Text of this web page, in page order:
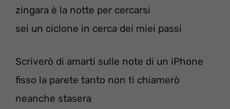
zingara è la notte per cercarsi
sei un ciclone in cerca dei miei passi
Scriverò di amarti sulle note di un iPhone
fisso la parete tanto non ti chiamerò
neanche stasera